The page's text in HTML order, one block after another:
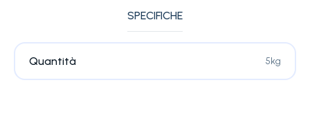
SPECIFICHE
Quantità 5kg